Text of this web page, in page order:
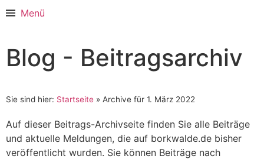
Menü
Blog - Beitragsarchiv
Sie sind hier: Startseite » Archive für 1. März 2022
Auf dieser Beitrags-Archivseite finden Sie alle Beiträge
und aktuelle Meldungen, die auf borkwalde.de bisher
veröffentlicht wurden. Sie können Beiträge nach